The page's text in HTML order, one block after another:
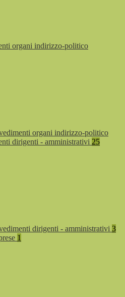
organi indirizzo-politico
organi indirizzo-politico
dirigenti - amministrativi 25
dirigenti - amministrativi 3
1